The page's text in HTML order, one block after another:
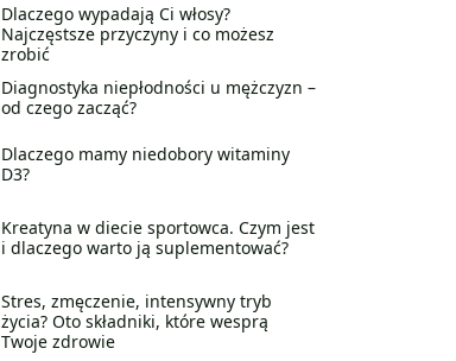
Dlaczego wypadają Ci włosy?
Najczęstsze przyczyny i co możesz
zrobić
Diagnostyka niepłodności u mężczyzn –
od czego zacząć?
Dlaczego mamy niedobory witaminy
D3?
Kreatyna w diecie sportowca. Czym jest
i dlaczego warto ją suplementować?
Stres, zmęczenie, intensywny tryb
życia? Oto składniki, które wesprą
Twoje zdrowie